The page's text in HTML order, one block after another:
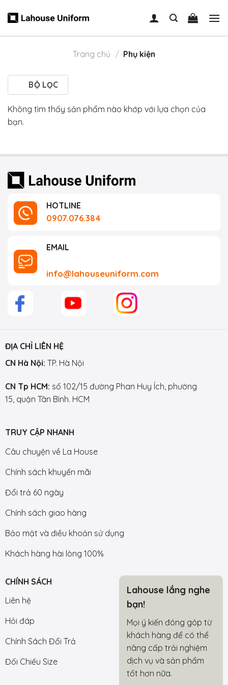
Trang chủ / Phụ kiện
BỘ LỌC
Không tìm thấy sản phẩm nào khớp với lựa chọn của
bạn.
HOTLINE
0907.076.384
EMAIL
info@lahouseuniform.com
ĐỊA CHỈ LIÊN HỆ
CN Hà Nội: TP. Hà Nội
CN Tp HCM: số 102/15 đường Phan Huy Ích, phường
15, quận Tân Bình. HCM
TRUY CẬP NHANH
Câu chuyện về La House
Chính sách khuyến mãi
Đổi trả 60 ngày
Chính sách giao hàng
Bảo mật và điều khoản sử dụng
Khách hàng hài lòng 100%
CHÍNH SÁCH
Liên hệ
Hỏi đáp
Chính Sách Đổi Trả
Đối Chiếu Size
Lahouse lắng nghe
bạn!
Mọi ý kiến đóng góp từ
khách hàng để có thể
nâng cấp trải nghiệm
dịch vụ và sản phẩm
tốt hơn nữa.